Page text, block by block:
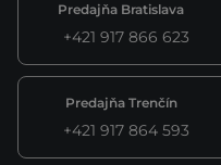
Predajňa Bratislava
+421 917 866 623
Predajňa Trenčín
+421 917 864 593